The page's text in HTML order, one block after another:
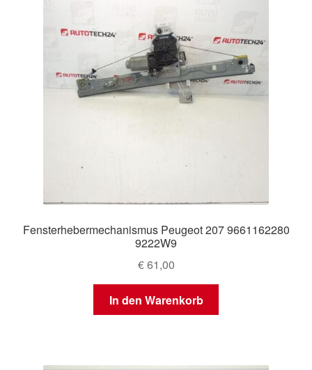
Fensterhebermechanismus Peugeot 207 9661162280
9222W9
€61,00
In den Warenkorb